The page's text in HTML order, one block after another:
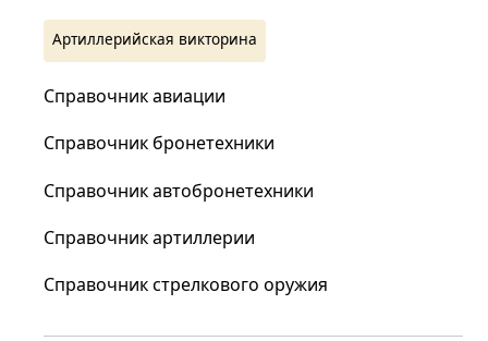
Артиллерийская викторина
Справочник авиации
Справочник бронетехники
Справочник автобронетехники
Справочник артиллерии
Справочник стрелкового оружия